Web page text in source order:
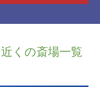
近くの斎場一覧